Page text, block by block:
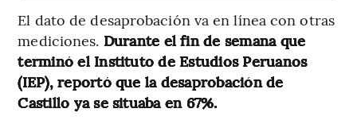
El dato de desaprobación va en línea con otras
mediciones. Durante el fin de semana que
terminó el Instituto de Estudios Peruanos
(IEP), reportó que la desaprobación de
Castillo ya se situaba en 67%.